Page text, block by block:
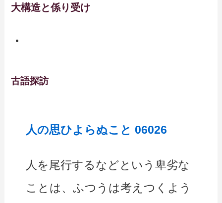
大構造と係り受け
古語探訪
人の思ひよらぬこと 06026
人を尾行するなどという卑劣な
ことは、ふつうは考えつくよう